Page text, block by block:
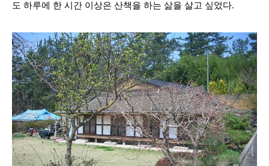
도 하루에 한 시간 이상은 산책을 하는 삶을 살고 싶었다.